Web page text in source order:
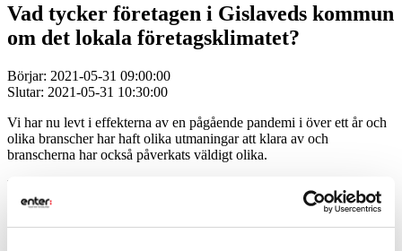
Vad tycker företagen i Gislaveds kommun
om det lokala företagsklimatet?
Börjar: 2021-05-31 09:00:00
Slutar: 2021-05-31 10:30:00
Vi har nu levt i effekterna av en pågående pandemi i över ett år och
olika branscher har haft olika utmaningar att klara av och
branscherna har också påverkats väldigt olika.
Men samtidigt så är det mycket som sker så som det alltid har och
ska göra, däribland kommunens viktiga arbete i